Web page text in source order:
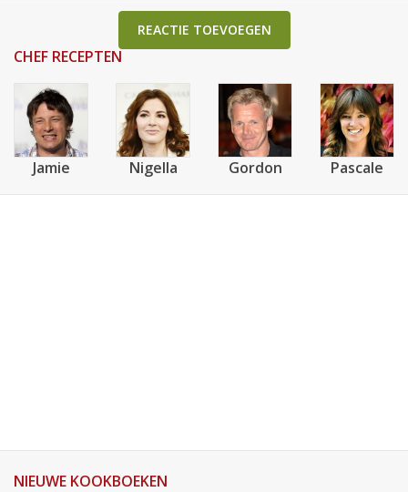
REACTIE TOEVOEGEN
CHEF RECEPTEN
Jamie Nigella Gordon Pascale
NIEUWE KOOKBOEKEN